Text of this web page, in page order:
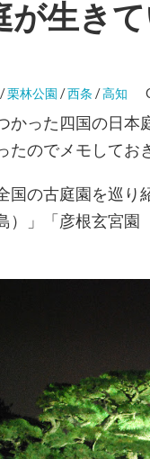
生きて
/栗林公園 /西条 /高知
かった四国の日本
たのでメモしてお
国の古庭園を巡り
）」「彦根玄宮園